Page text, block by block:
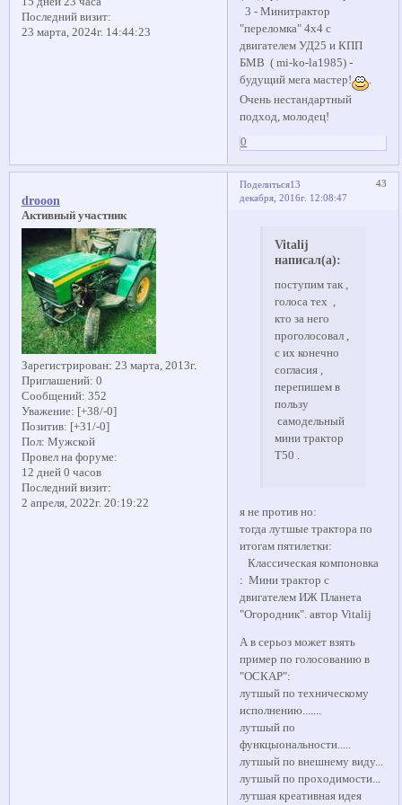
Последний визит:
23 марта, 2024г. 14:44:23
3 - Минитрактор
"переломка" 4х4 с
двигателем УД25 и КПП
БМВ ( mi-ko-la1985) -
будущий мега мастер!
Очень нестандартный
подход, молодец!
0
Поделиться 43
13
декабря, 2016г. 12:08:47
drooon
Активный участник
Зарегистрирован: 23 марта, 2013г.
Приглашений: 0
Сообщений: 352
Уважение: [+38/-0]
Позитив: [+31/-0]
Пол: Мужской
Провел на форуме:
12 дней 0 часов
Последний визит:
2 апреля, 2022г. 20:19:22
Vitalij
написал(а):
поступим так ,
голоса тех ,
кто за него
проголосовал ,
с их конечно
согласия ,
перепишем в
пользу
самодельный
мини трактор
Т50 .
я не против но:
тогда лутшые трактора по
итогам пятилетки:
Классическая компоновка
: Мини трактор с
двигателем ИЖ Планета
"Огородник". автор Vitalij
А в серьоз может взять
пример по голосованию в
"ОСКАР":
лутшый по техническому
исполнению.......
лутшый по
функцыональности.....
лутшый по внешнему виду...
лутшый по проходимости...
лутшая креативная идея